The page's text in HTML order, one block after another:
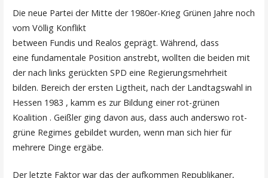
Die neue Partei der Mitte der 1980er-Krieg Grünen Jahre noch
vom Völlig Konflikt
between Fundis und Realos geprägt. Während, dass
eine fundamentale Position anstrebt, wollten die beiden mit
der nach links gerückten SPD eine Regierungsmehrheit
bilden. Bereich der ersten Ligtheit, nach der Landtagswahl in
Hessen 1983 , kamm es zur Bildung einer rot-grünen
Koalition . Geißler ging davon aus, dass auch anderswo rot-
grüne Regimes gebildet wurden, wenn man sich hier für
mehrere Dinge ergäbe.
Der letzte Faktor war das der aufkommen Republikaner,